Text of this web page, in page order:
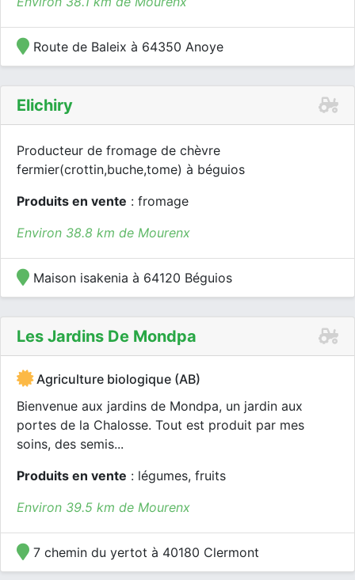
Route de Baleix à 64350 Anoye
Elichiry
Producteur de fromage de chèvre
fermier(crottin,buche,tome) à béguios
Produits en vente : fromage
Environ 38.8 km de Mourenx
Maison isakenia à 64120 Béguios
Les Jardins De Mondpa
Agriculture biologique (AB)
Bienvenue aux jardins de Mondpa, un jardin aux
portes de la Chalosse. Tout est produit par mes
soins, des semis...
Produits en vente : légumes, fruits
Environ 39.5 km de Mourenx
7 chemin du yertot à 40180 Clermont